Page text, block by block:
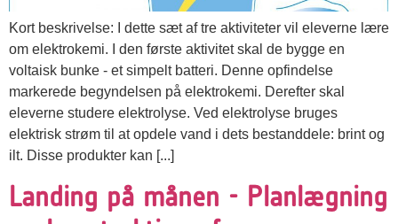
Kort beskrivelse: I dette sæt af tre aktiviteter vil eleverne lære
om elektrokemi. I den første aktivitet skal de bygge en
voltaisk bunke - et simpelt batteri. Denne opfindelse
markerede begyndelsen på elektrokemi. Derefter skal
eleverne studere elektrolyse. Ved elektrolyse bruges
elektrisk strøm til at opdele vand i dets bestanddele: brint og
ilt. Disse produkter kan [...]
Landing på månen - Planlægning